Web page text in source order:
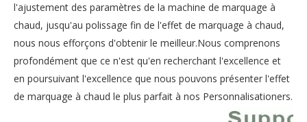
l'ajustement des paramètres de la machine de marquage à
chaud, jusqu'au polissage fin de l'effet de marquage à chaud,
nous nous efforçons d'obtenir le meilleur.Nous comprenons
profondément que ce n'est qu'en recherchant l'excellence et
en poursuivant l'excellence que nous pouvons présenter l'effet
de marquage à chaud le plus parfait à nos Personnalisationers.